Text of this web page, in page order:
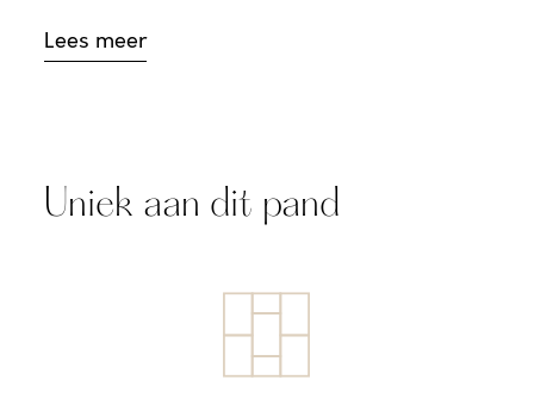
Lees meer
Uniek aan dit pand